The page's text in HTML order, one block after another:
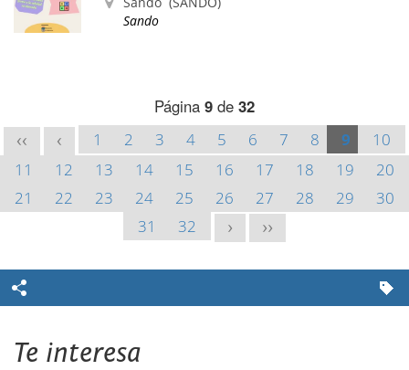
Sando
Página 9 de 32
<< < 1 2 3 4 5 6 7 8 9
10
11
12 13 14 15 16 17 18 19
20
21
22 23 24 25 26 27 28 29
30
31
32 > >>
Te interesa